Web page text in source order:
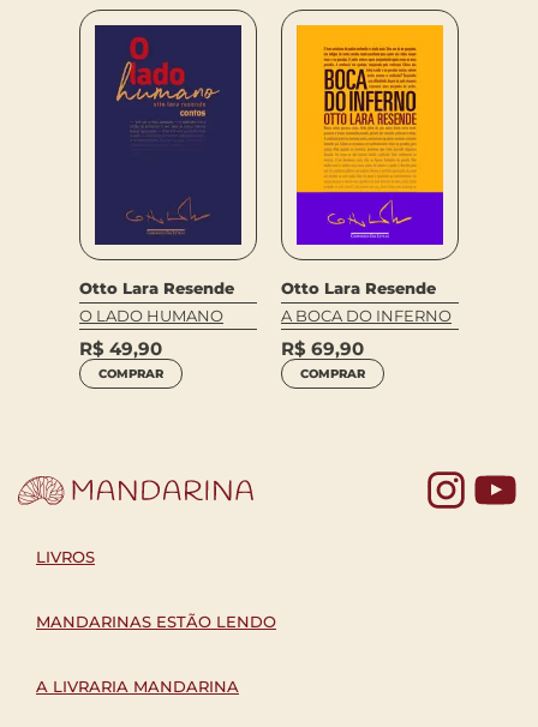
Otto Lara Resende
O LADO HUMANO
R$ 49,90
COMPRAR
Otto Lara Resende
A BOCA DO INFERNO
R$ 69,90
COMPRAR
LIVROS
MANDARINAS ESTÃO LENDO
A LIVRARIA MANDARINA